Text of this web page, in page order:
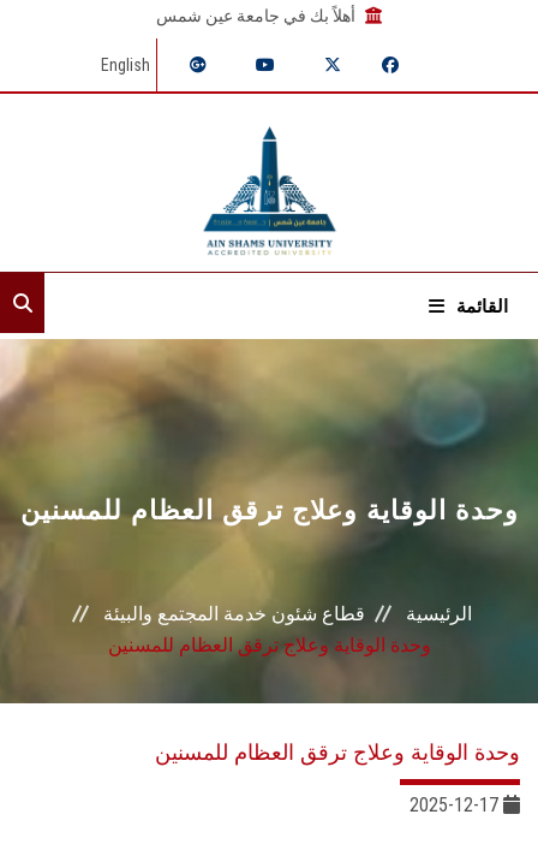
أهلاً بك في جامعة عين شمس
English
القائمة
الرئيسية
إدارات القطاع
المراكز والوحدات
الجودة
خطة التنمية الذاتية
وحدة الوقاية وعلاج ترقق العظام للمسنين
الرئيسية
قطاع شئون خدمة المجتمع والبيئة
وحدة الوقاية وعلاج ترقق العظام للمسنين
وحدة الوقاية وعلاج ترقق العظام للمسنين